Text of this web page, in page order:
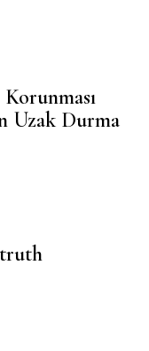
Uzak Durma